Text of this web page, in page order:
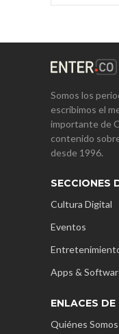
Somos los
escribimos el
importante de
contenido
desde 1996.
SECCIONES
Cultura Digital
Eventos
Apps &
ENLACES DE
Quiénes Somos